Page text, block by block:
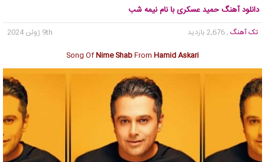
دانلود آهنگ حمید عسکری با نام نیمه شب
تک آهنگ , 2,676 بازدید
9th ژوئن 2024
Song OfNime ShabFrom Hamid Askari